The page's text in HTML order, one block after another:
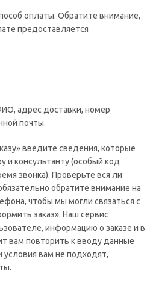
оплаты. Обратите внимание,
предоставляется
адрес доставки, номер
почты.
введите сведения, которые
и консультанту (особый код
звонка). Проверьте вся ли
обратите внимание на
чтобы мы могли связаться с
заказ». Наш сервис
информацию о заказе и в
вам повторить к вводу данные
вам не подходят,